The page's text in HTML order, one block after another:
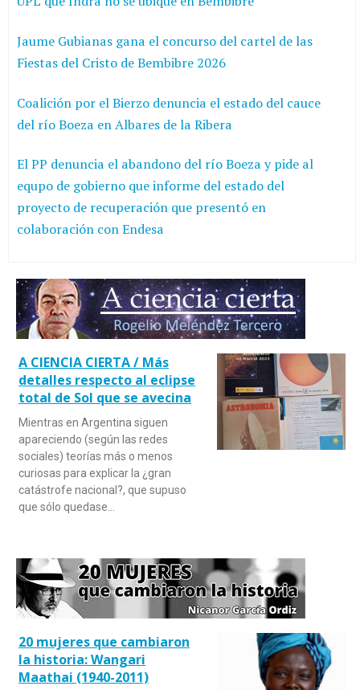
Jaume Gubianas gana el concurso del cartel de las
Fiestas del Cristo de Bembibre 2026
Coalición por el Bierzo denuncia el estado del cauce
del río Boeza en Albares de la Ribera
El PP denuncia el abandono del río Boeza y pide al
equpo de gobierno que informe del estado del
proyecto de recuperación que presentó en
colaboración con Endesa
A CIENCIA CIERTA / Más
detalles respecto al eclipse
total de Sol que se avecina
Mientras en Argentina siguen
apareciendo (según las redes
sociales) teorías más o menos
curiosas para explicar la ¿gran
catástrofe nacional?, que supuso
que sólo quedase…
20 mujeres que cambiaron
la historia: Wangari
Maathai (1940-2011)